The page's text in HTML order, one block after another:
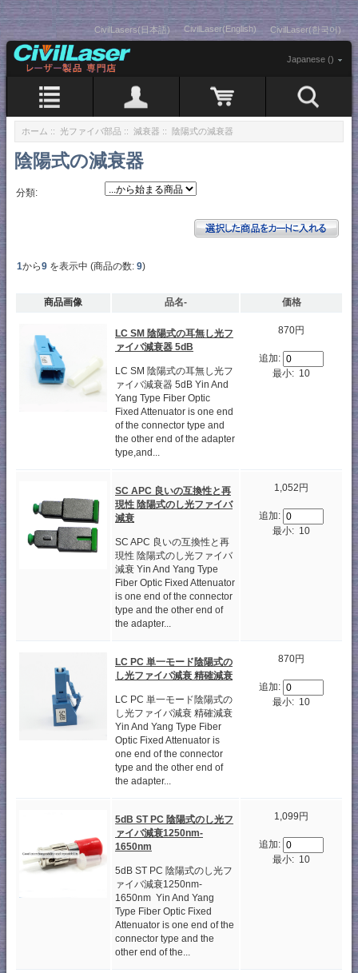
CivilLasers(日本語) CivilLaser(English) CivilLaser(한국어)
Japanese ()
ホーム :: 光ファイバ部品 :: 減衰器 :: 陰陽式の減衰器
陰陽式の減衰器
分類:
1から9 を表示中 (商品の数: 9)
商品画像 品名- 価格
LC SM 陰陽式の耳無し光フ
ァイバ減衰器 5dB
LC SM 陰陽式の耳無し光フ
ァイバ減衰器 5dB Yin And
Yang Type Fiber Optic
Fixed Attenuator is one end
of the connector type and
the other end of the adapter
type,and...
870円
追加:
最小: 10
SC APC 良いの互換性と再
現性 陰陽式のし光ファイバ
減衰
SC APC 良いの互換性と再
現性 陰陽式のし光ファイバ
減衰 Yin And Yang Type
Fiber Optic Fixed Attenuator
is one end of the connector
type and the other end of
the adapter...
1,052円
追加:
最小: 10
LC PC 単一モード陰陽式の
し光ファイバ減衰 精確減衰
LC PC 単一モード陰陽式の
し光ファイバ減衰 精確減衰
Yin And Yang Type Fiber
Optic Fixed Attenuator is
one end of the connector
type and the other end of
the adapter...
870円
追加:
最小: 10
5dB ST PC 陰陽式のし光フ
ァイバ減衰1250nm-
1650nm
5dB ST PC 陰陽式のし光フ
ァイバ減衰1250nm-
1650nm Yin And Yang
Type Fiber Optic Fixed
Attenuator is one end of the
connector type and the
other end of the...
1,099円
追加:
最小: 10